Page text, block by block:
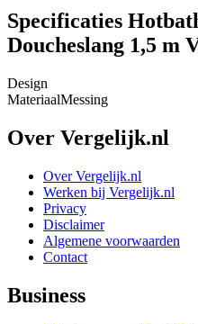
Specificaties
Doucheslang 1,5 m
Design
MateriaalMessing
Over Vergelijk.nl
Over Vergelijk.nl
Werken bij Vergelijk.nl
Privacy
Disclaimer
Algemene voorwaarden
Contact
Business